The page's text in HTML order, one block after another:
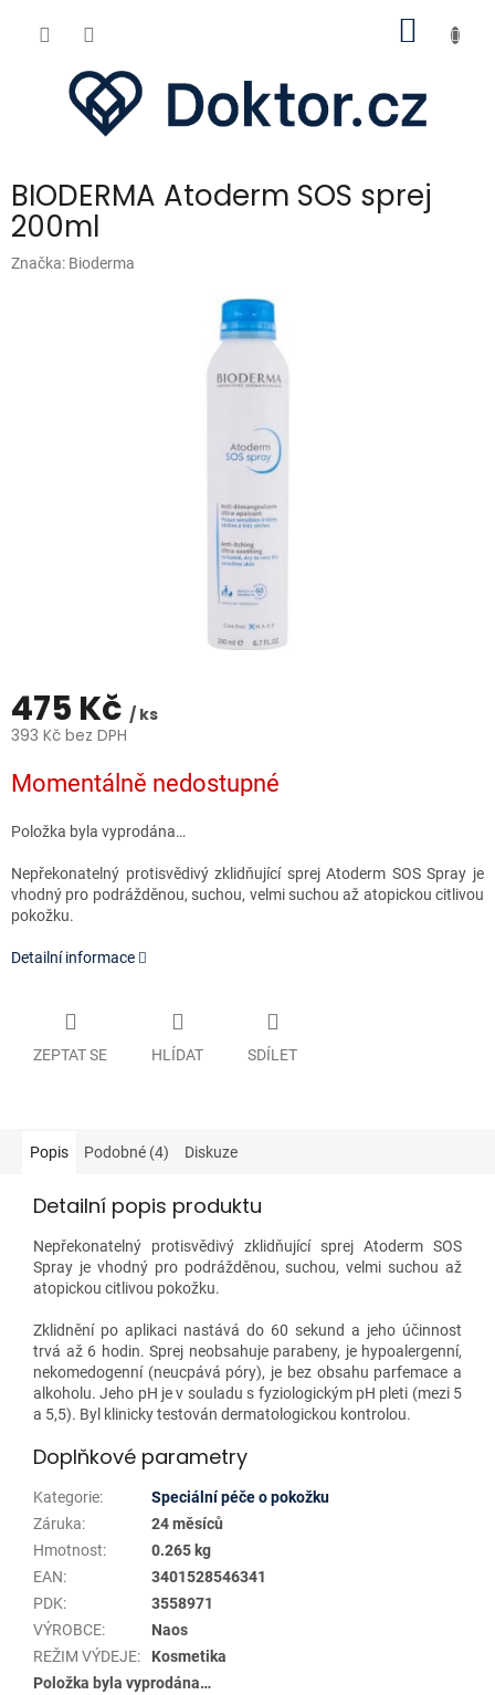
BIODERMA Atoderm SOS sprej
200ml
Značka: Bioderma
475 Kč / ks
393 Kč bez DPH
cena:
Momentálně nedostupné
Položka byla vyprodána…
Nepřekonatelný protisvědivý zklidňující sprej Atoderm SOS Spray je
vhodný pro podrážděnou, suchou, velmi suchou až atopickou citlivou
pokožku.
Detailní informace
ZEPTAT SE HLÍDAT SDÍLET
Popis Podobné (4) Diskuze
Detailní popis produktu
Nepřekonatelný protisvědivý zklidňující sprej Atoderm SOS
Spray je vhodný pro podrážděnou, suchou, velmi suchou až
atopickou citlivou pokožku.
Zklidnění po aplikaci nastává do 60 sekund a jeho účinnost
trvá až 6 hodin. Sprej neobsahuje parabeny, je hypoalergenní,
nekomedogenní (neucpává póry), je bez obsahu parfemace a
alkoholu. Jeho pH je v souladu s fyziologickým pH pleti (mezi 5
a 5,5). Byl klinicky testován dermatologickou kontrolou.
Doplňkové parametry
Kategorie:
Speciální péče o pokožku
Záruka:
24 měsíců
Hmotnost:
0.265 kg
EAN:
3401528546341
PDK:
3558971
VÝROBCE:
Naos
REŽIM VÝDEJE:
Kosmetika
Položka byla vyprodána…